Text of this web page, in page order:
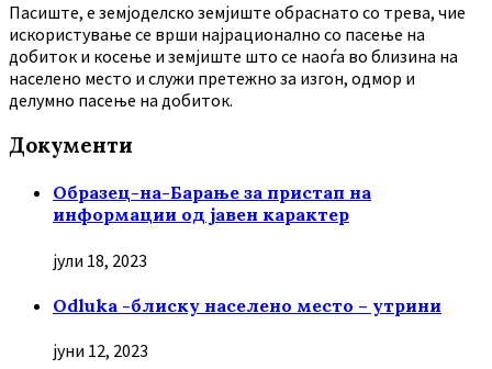
Пасиште, е земјоделско земјиште обраснато со трева, чие
искористување се врши најрационално со пасење на
добиток и косење и земјиште што се наоѓа во близина на
населено место и служи претежно за изгон, одмор и
делумно пасење на добиток.
Документи
Образец-на-Барање за пристап на
информации од јавен карактер
јули 18, 2023
Odluka -блиску населено место – утрини
јуни 12, 2023